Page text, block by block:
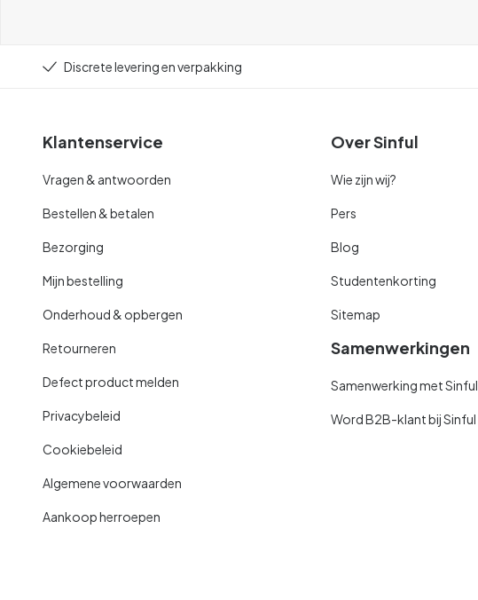
Discrete levering en verpakking
Klantenservice
Vragen & antwoorden
Bestellen & betalen
Bezorging
Mijn bestelling
Onderhoud & opbergen
Retourneren
Defect product melden
Privacybeleid
Cookiebeleid
Algemene voorwaarden
Aankoop herroepen
Over Sinful
Wie zijn wij?
Pers
Blog
Studentenkorting
Sitemap
Samenwerkingen
Samenwerking met Sinful
Word B2B-klant bij Sinful